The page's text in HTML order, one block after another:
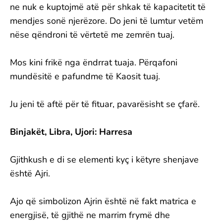
ne nuk e kuptojmë atë për shkak të kapacitetit të
mendjes sonë njerëzore. Do jeni të lumtur vetëm
nëse qëndroni të vërtetë me zemrën tuaj.
Mos kini frikë nga ëndrrat tuaja. Përqafoni
mundësitë e pafundme të Kaosit tuaj.
Ju jeni të aftë për të fituar, pavarësisht se çfarë.
Binjakët, Libra, Ujori: Harresa
Gjithkush e di se elementi kyç i këtyre shenjave
është Ajri.
Ajo që simbolizon Ajrin është në fakt matrica e
energjisë, të gjithë ne marrim frymë dhe